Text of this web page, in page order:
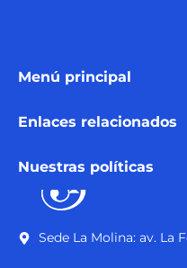
Menú principal
Enlaces relacionados
Nuestras políticas
Sede La Molina: av. La